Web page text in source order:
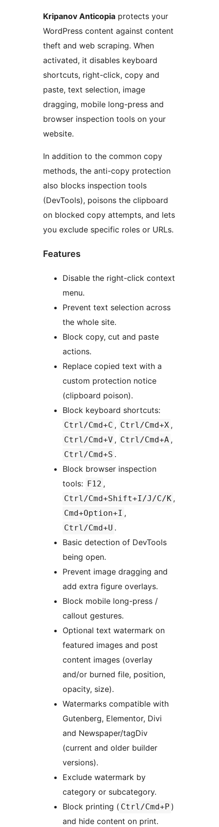
Kripanov Anticopia protects your
WordPress content against content
theft and web scraping. When
activated, it disables keyboard
shortcuts, right-click, copy and
paste, text selection, image
dragging, mobile long-press and
browser inspection tools on your
website.
In addition to the common copy
methods, the anti-copy protection
also blocks inspection tools
(DevTools), poisons the clipboard
on blocked copy attempts, and lets
you exclude specific roles or URLs.
Features
Disable the right-click context
menu.
Prevent text selection across
the whole site.
Block copy, cut and paste
actions.
Replace copied text with a
custom protection notice
(clipboard poison).
Block keyboard shortcuts:
Ctrl/Cmd+C , Ctrl/Cmd+X ,
Ctrl/Cmd+V , Ctrl/Cmd+A ,
Ctrl/Cmd+S .
Block browser inspection
tools: F12 ,
Ctrl/Cmd+Shift+I/J/C/K ,
Cmd+Option+I ,
Ctrl/Cmd+U .
Basic detection of DevTools
being open.
Prevent image dragging and
add extra figure overlays.
Block mobile long-press /
callout gestures.
Optional text watermark on
featured images and post
content images (overlay
and/or burned file, position,
opacity, size).
Watermarks compatible with
Gutenberg, Elementor, Divi
and Newspaper/tagDiv
(current and older builder
versions).
Exclude watermark by
category or subcategory.
Block printing ( Ctrl/Cmd+P )
and hide content on print.